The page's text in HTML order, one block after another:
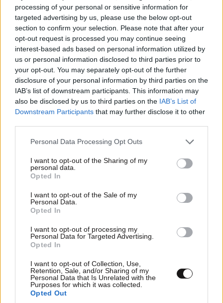
processing of your personal or sensitive information for
targeted advertising by us, please use the below opt-out
section to confirm your selection. Please note that after your
opt-out request is processed you may continue seeing
interest-based ads based on personal information utilized by
us or personal information disclosed to third parties prior to
your opt-out. You may separately opt-out of the further
disclosure of your personal information by third parties on the
IAB’s list of downstream participants. This information may
also be disclosed by us to third parties on the IAB’s List of
Downstream Participants that may further disclose it to other
Please note that this website/app uses one or more Google
not limited to your visit or usage behaviour. You may click to
grant or deny consent to Google and its third-party tags to
use your data for below specified purposes in below Google
consent section.
Personal Data Processing Opt Outs
I want to opt-out of the Sharing of my
personal data.
Opted In
I want to opt-out of the Sale of my
Personal Data.
Opted In
I want to opt-out of processing my
Personal Data for Targeted Advertising.
Opted In
I want to opt-out of Collection, Use,
Retention, Sale, and/or Sharing of my
Personal Data that Is Unrelated with the
Purposes for which it was collected.
Opted Out
Απαντήστε
Anonymous one
Τώρα που λύθηκε η υπόθεση, όλοι το είχαν και το
είχαμε καταλάβει απ'την αρχή, βέβαια...
Απαντήστε